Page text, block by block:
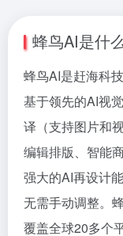
蜂鸟AI是什
蜂鸟AI是赶海科
基于领先的AI视
译（支持图片和
编辑排版、智能
强大的AI再设计
无需手动调整。
覆盖全球20多个